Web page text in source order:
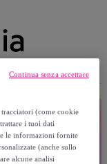
(come cookie
i tuoi dati
le informazioni fornite
(anche sullo
alcune analisi
Continua senza accettare